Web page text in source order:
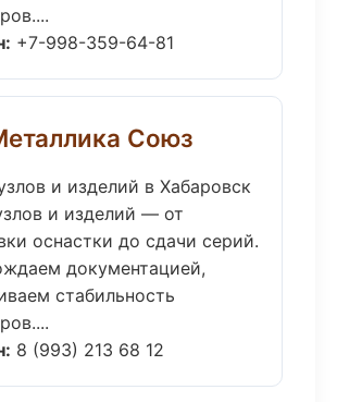
+7-998-359-64-81
Союз
и изделий в Хабаровск
и изделий — от
оснастки до сдачи серий.
документацией,
стабильность
8 (993) 213 68 12